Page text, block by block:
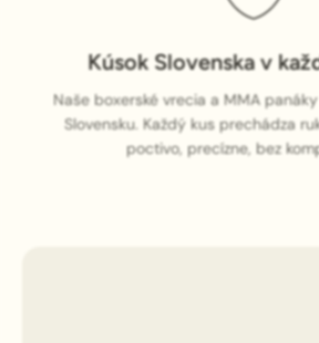
Kúsok Slovenska v
Naše boxerské vrecia a MMA
Slovensku. Každý kus prechádza
poctivo, precízne, bez